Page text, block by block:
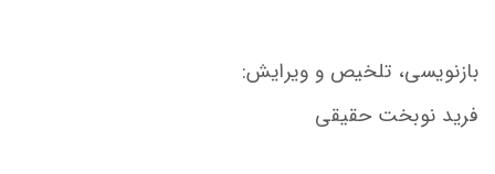
بازنویسی، تلخیص و ویرایش:
فرید نوبخت حقیقی